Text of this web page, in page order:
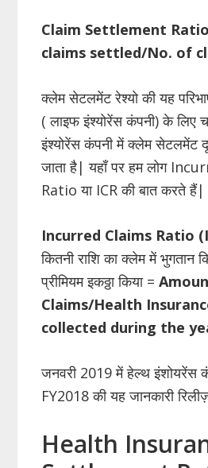
Claim Settlement
claims settled/No. of
क्लेम सेटलमेंट रेश्यो की यह
( लाइफ इंश्योरेंस कंपनी) के लिए
इंश्योरेंस कंपनी में क्लेम सेटलमेंट
जाता है| यहाँ पर हम लोग
Ratio या ICR की बात करते हैं|
Incurred Claims Ratio
कितनी राशि का क्लेम में भुगतान
प्रीमियम इकठ्ठा किया =
Claims/Health
collected during the
जनवरी 2019 में हेल्थ इंशोयरेंस
FY2018 की यह जानकारी
Health